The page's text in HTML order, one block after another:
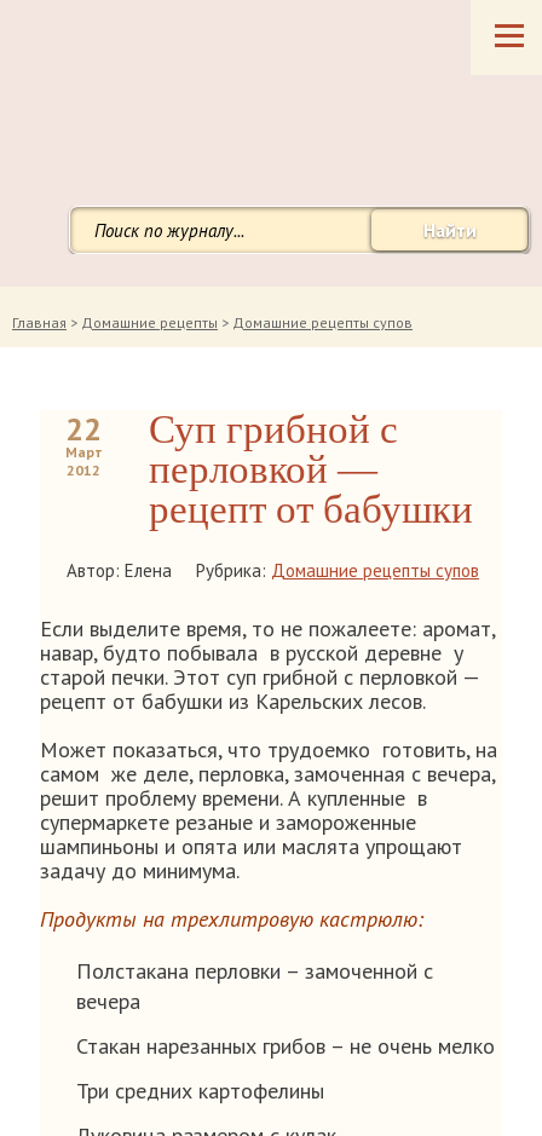
Найти
Главная > Домашние рецепты > Домашние рецепты супов
22
Март
2012
Суп грибной с
перловкой —
рецепт от бабушки
Автор: Елена Рубрика: Домашние рецепты супов
Если выделите время, то не пожалеете: аромат,
навар, будто побывала в русской деревне у
старой печки. Этот суп грибной с перловкой —
рецепт от бабушки из Карельских лесов.
Может показаться, что трудоемко готовить, на
самом же деле, перловка, замоченная с вечера,
решит проблему времени. А купленные в
супермаркете резаные и замороженные
шампиньоны и опята или маслята упрощают
задачу до минимума.
Продукты на трехлитровую кастрюлю:
Полстакана перловки – замоченной с
вечера
Стакан нарезанных грибов – не очень мелко
Три средних картофелины